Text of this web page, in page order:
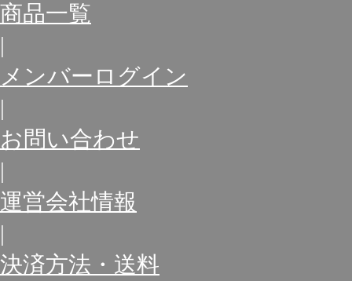
商品一覧
|
メンバーログイン
|
お問い合わせ
|
運営会社情報
|
決済方法・送料